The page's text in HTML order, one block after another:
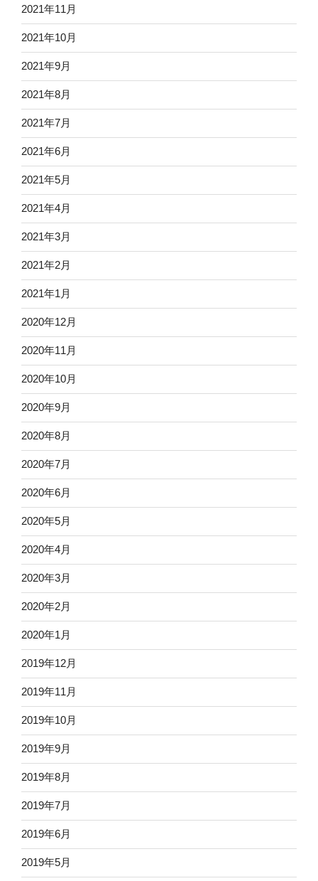
2021年11月
2021年10月
2021年9月
2021年8月
2021年7月
2021年6月
2021年5月
2021年4月
2021年3月
2021年2月
2021年1月
2020年12月
2020年11月
2020年10月
2020年9月
2020年8月
2020年7月
2020年6月
2020年5月
2020年4月
2020年3月
2020年2月
2020年1月
2019年12月
2019年11月
2019年10月
2019年9月
2019年8月
2019年7月
2019年6月
2019年5月